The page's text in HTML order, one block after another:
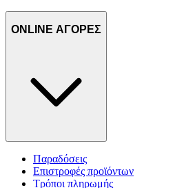
ONLINE ΑΓΟΡΕΣ
Παραδόσεις
Επιστροφές προϊόντων
Τρόποι πληρωμής